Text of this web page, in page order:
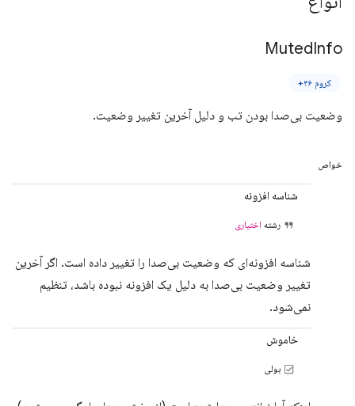
MutedInfo
کروم ۴۶+
وضعیت بی‌صدا بودن تب و دلیل آخرین تغییر وضعیت.
خواص
شناسه افزونه
رشته اختیاری
شناسه افزونه‌ای که وضعیت بی‌صدا را تغییر داده است. اگر آخرین
تغییر وضعیت بی‌صدا به دلیل یک افزونه نبوده باشد، تنظیم
نمی‌شود.
خاموش
بولی